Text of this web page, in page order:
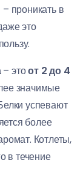
проникать в
это
– этоот 2 до 4
значимые
успевают
более
Котлеты,
в течение